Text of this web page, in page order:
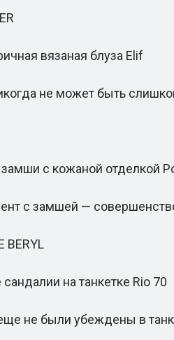
вязаная блуза Elif
не может быть
с кожаной отделкой
с замшей —
BERYL
на танкетке Rio 70
не были убеждены в